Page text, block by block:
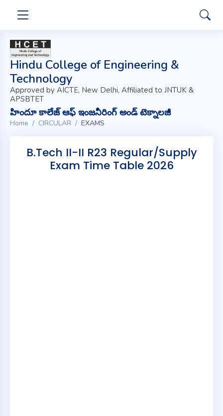
Hindu College of Engineering &
Technology
Approved by AICTE, New Delhi, Affiliated to JNTUK &
APSBTET
హిందూ కాలేజ్ ఆఫ్ ఇంజనీరింగ్ అండ్ టెక్నాలజీ
Home CIRCULAR EXAMS
B.Tech II-II R23 Regular/Supply
Exam Time Table 2026